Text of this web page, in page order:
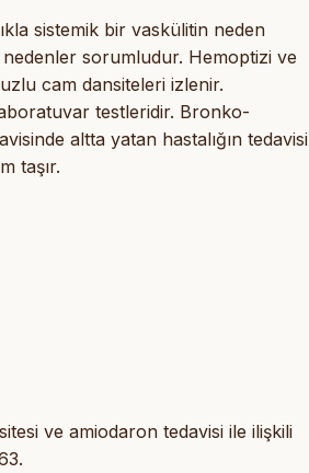
sistemik bir vaskülitin neden
sorumludur. Hemoptizi ve
cam dansiteleri izlenir.
testleridir. Bronko-
altta yatan hastalığın tedavisi
taşır.
ve amiodaron tedavisi ile ilişkili